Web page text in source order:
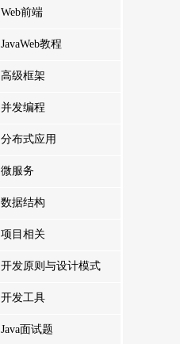
Web前端
JavaWeb教程
高级框架
并发编程
分布式应用
微服务
数据结构
项目相关
开发原则与设计模式
开发工具
Java面试题